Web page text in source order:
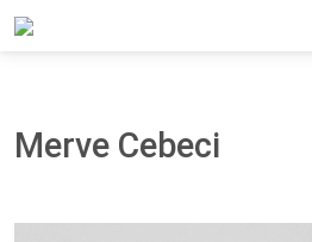
Home
Merve Cebeci